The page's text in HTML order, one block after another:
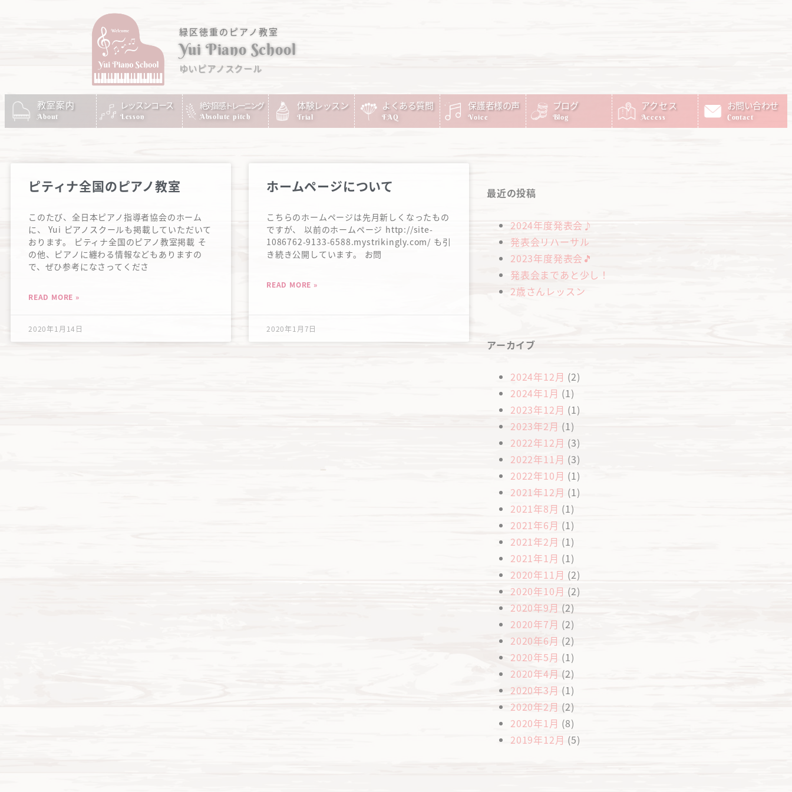
緑区徳重のピアノ教室
Yui Piano School
ゆいピアノスクール
教室案内
About
レッスンコース
Lesson
絶対音感トレーニング
Absolute pitch
体験レッスン
Trial
よくある質問
FAQ
保護者様の声
Voice
ブログ
Blog
アクセス
Access
お問い合わせ
Contact
ピティナ全国のピアノ教室
このたび、全日本ピアノ指導者協会のホーム
に、 Yui ピアノスクールも掲載していただいて
おります。 ピティナ全国のピアノ教室掲載 そ
の他、ピアノに纏わる情報などもありますの
で、ぜひ参考になさってくださ
READ MORE »
2020年1月14日
ホームページについて
こちらのホームページは先月新しくなったもの
ですが、 以前のホームページ http://site-
1086762-9133-6588.mystrikingly.com/ も引
き続き公開しています。 お問
READ MORE »
2020年1月7日
最近の投稿
2024年度発表会♪
発表会リハーサル
2023年度発表会🎵
発表会まであと少し！
2歳さんレッスン
アーカイブ
2024年12月 (2)
2024年1月 (1)
2023年12月 (1)
2023年2月 (1)
2022年12月 (3)
2022年11月 (3)
2022年10月 (1)
2021年12月 (1)
2021年8月 (1)
2021年6月 (1)
2021年2月 (1)
2021年1月 (1)
2020年11月 (2)
2020年10月 (2)
2020年9月 (2)
2020年7月 (2)
2020年6月 (2)
2020年5月 (1)
2020年4月 (2)
2020年3月 (1)
2020年2月 (2)
2020年1月 (8)
2019年12月 (5)